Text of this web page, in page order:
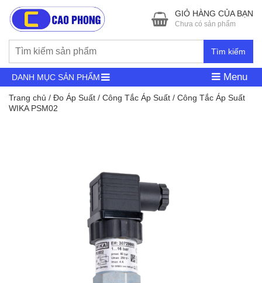
Tìm kiếm
GIỎ HÀNG CỦA BẠN
Chưa có sản phẩm
DANH MỤC SẢN PHẨM Menu
Trang chủ / Đo Áp Suất / Công Tắc Áp Suất / Công Tắc Áp Suất
WIKA PSM02